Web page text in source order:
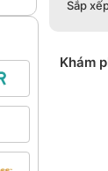
Sắp
Khám